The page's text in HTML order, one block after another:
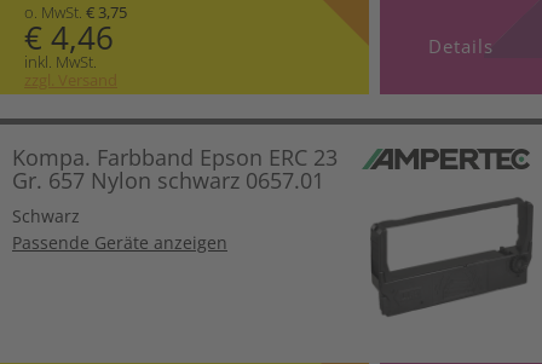
o. MwSt. € 3,75
€ 4,46
inkl. MwSt.
zzgl. Versand
Details
Kompa. Farbband Epson ERC 23
Gr. 657 Nylon schwarz 0657.01
Schwarz
Passende Geräte anzeigen